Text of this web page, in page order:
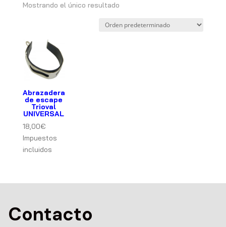
Mostrando el único resultado
Abrazadera
de escape
Trioval
UNIVERSAL
18,00€
Impuestos
incluidos
Contacto